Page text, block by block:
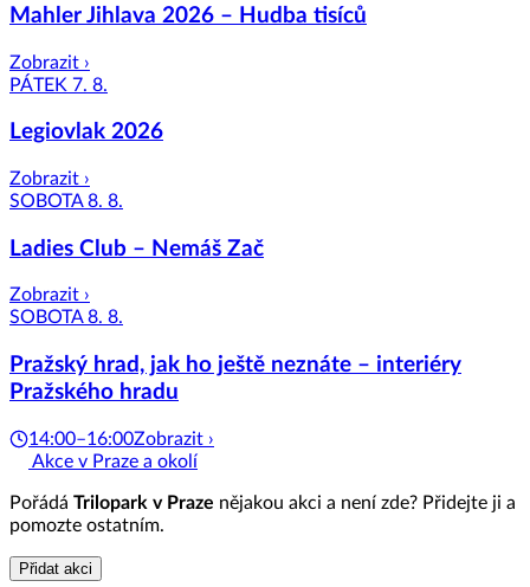
Mahler Jihlava 2026 – Hudba tisíců
Zobrazit ›
PÁTEK 7. 8.
Legiovlak 2026
Zobrazit ›
SOBOTA 8. 8.
Ladies Club – Nemáš Zač
Zobrazit ›
SOBOTA 8. 8.
Pražský hrad, jak ho ještě neznáte – interiéry
Pražského hradu
14:00–16:00Zobrazit ›
Akce v Praze a okolí
Pořádá Trilopark v Praze nějakou akci a není zde? Přidejte ji a
pomozte ostatním.
Přidat akci